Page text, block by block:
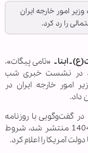
امور خارجه ایران
را رد کرد.
ـ ابنا ـ «تامی پیگات»،
در نشست خبری شب
امور خارجه ایران در
داد.
گفت‌وگویی با روزنامه
فایننشال تایمز که در تاریخ 9 مرداد 1404 منتشر شد، شروط
آمریکا را اعلام کرد.